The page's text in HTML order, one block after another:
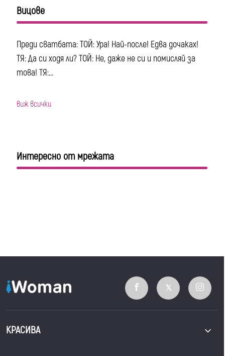
Вицове
Преди сватбата: ТОЙ: Ура! Най-после! Едва дочаках!
ТЯ: Да си ходя ли? ТОЙ: Не, даже не си и помисляй за
това! ТЯ:...
виж всички
Интересно от мрежата
КРАСИВА